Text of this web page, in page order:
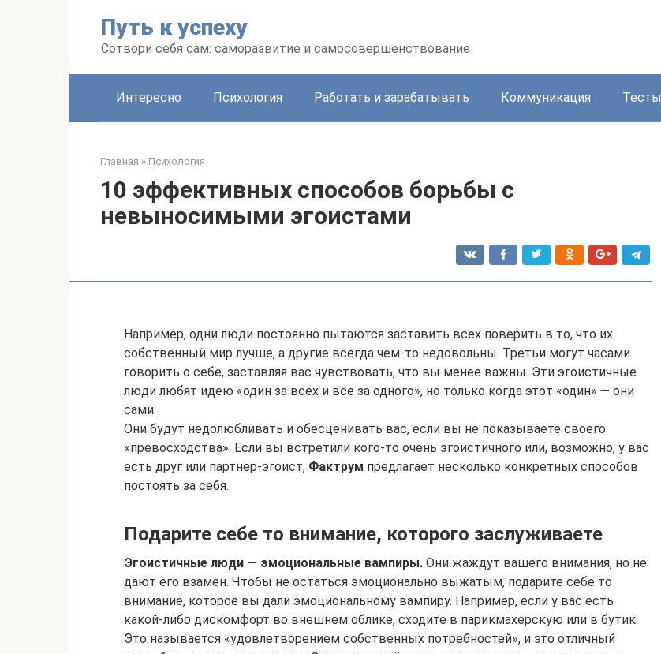
Путь к успеху
Сотвори себя сам: саморазвитие и самосовершенствование
Интересно Психология Работать и зарабатывать Коммуникация Тесты
Главная » Психология
10 эффективных способов борьбы с
невыносимыми эгоистами
Например, одни люди постоянно пытаются заставить всех поверить в то, что их
собственный мир лучше, а другие всегда чем-то недовольны. Третьи могут часами
говорить о себе, заставляя вас чувствовать, что вы менее важны. Эти эгоистичные
люди любят идею «один за всех и все за одного», но только когда этот «один» — они
сами.
Они будут недолюбливать и обесценивать вас, если вы не показываете своего
«превосходства». Если вы встретили кого-то очень эгоистичного или, возможно, у вас
есть друг или партнер-эгоист, Фактрум предлагает несколько конкретных способов
постоять за себя.
Подарите себе то внимание, которого заслуживаете
Эгоистичные люди — эмоциональные вампиры. Они жаждут вашего внимания, но не
дают его взамен. Чтобы не остаться эмоционально выжатым, подарите себе то
внимание, которое вы дали эмоциональному вампиру. Например, если у вас есть
какой-либо дискомфорт во внешнем облике, сходите в парикмахерскую или в бутик.
Это называется «удовлетворением собственных потребностей», и это отличный